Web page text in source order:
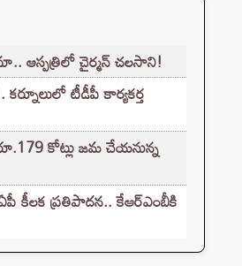
ఆస్పత్రిలో చైర్మన్ చలసాని!
టీడీపీ కార్యకర్త
కోట్లు జమ చేయనున్న
కీలక ప్రతిపాదన.. కేఆర్ఎంబీకి